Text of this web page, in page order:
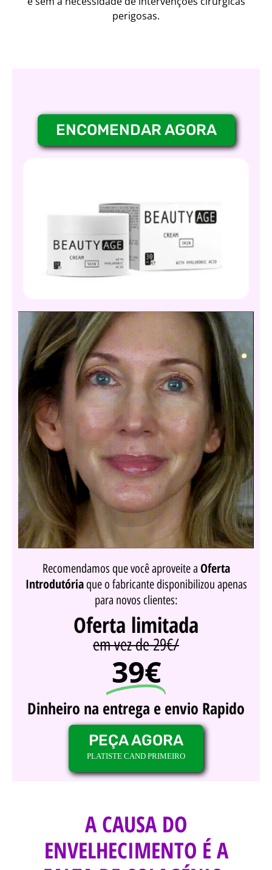
perigosas.
ENCOMENDAR AGORA
Recomendamos que você aproveite a Oferta
Introdutóriaque o fabricante disponibilizou apenas
para novos clientes:
Oferta limitada
em vez de 29€/
39€
Dinheiro na entrega e envio Rapido
PEÇA AGORA
PLATISTE CAND PRIMEIRO
A CAUSA DO
ENVELHECIMENTO É A